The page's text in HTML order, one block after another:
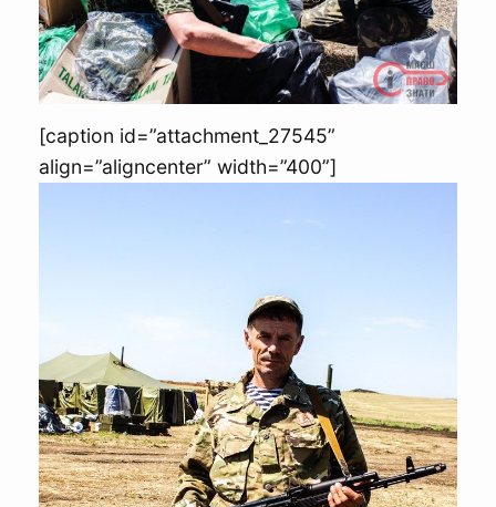
[caption id=”attachment_27545”
align=”aligncenter” width=”400”]